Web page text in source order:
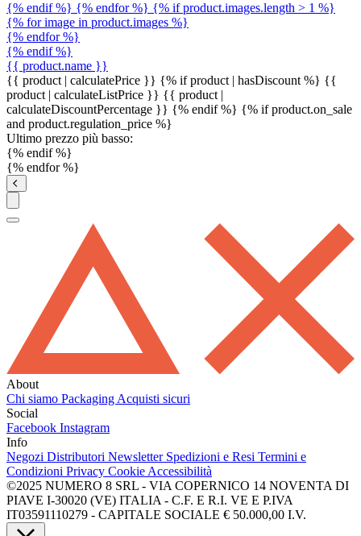
{% endif %} {% endfor %} {% if product.images.length > 1 %}
{% for image in product.images %}
{% endfor %}
{% endif %}
{{ product.name }}
{{ product | calculatePrice }} {% if product | hasDiscount %} {{
product | calculateListPrice }} {{ product |
calculateDiscountPercentage }} {% endif %} {% if product.on_sale
and product.regulation_price %}
Ultimo prezzo più basso:
{% endif %}
{% endfor %}
About
Chi siamo Packaging Acquisti sicuri
Social
Facebook Instagram
Info
Negozi Distributori Newsletter Spedizioni e Resi Termini e
Condizioni Privacy Cookie Accessibilità
©2025 NUMERO 8 SRL - VIA COPERNICO 14 NOVENTA DI
PIAVE I-30020 (VE) ITALIA - C.F. E R.I. VE E P.IVA
IT03591110279 - CAPITALE SOCIALE € 50.000,00 I.V.